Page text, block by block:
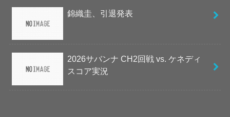
錦織圭、引退発表
2026サバンナ CH2回戦 vs. ケネディ
スコア実況